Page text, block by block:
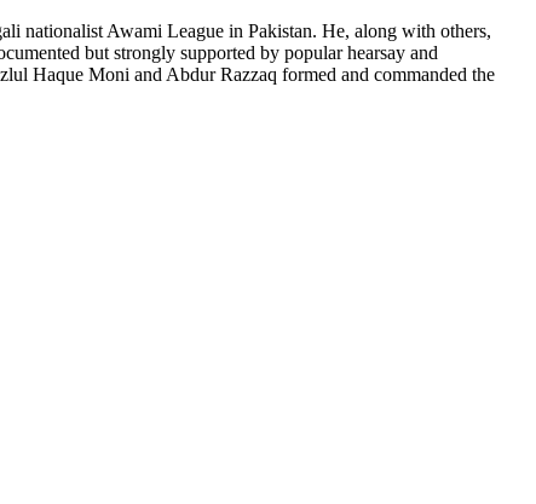
nationalist Awami League in Pakistan. He, along with others,
but strongly supported by popular hearsay and
Haque Moni and Abdur Razzaq formed and commanded the